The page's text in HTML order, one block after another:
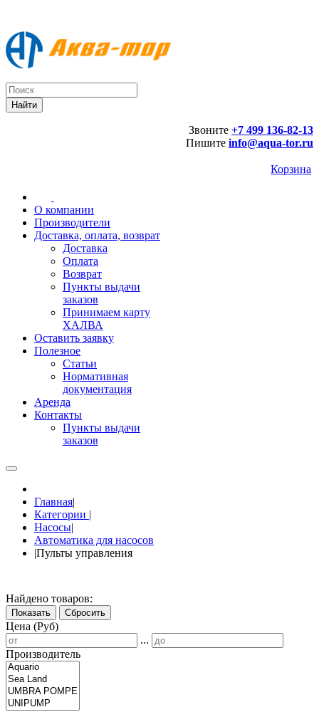
Звоните +7 499 136-82-13
Пишите info@aqua-tor.ru
Корзина
О компании
Производители
Доставка, оплата, возврат
Доставка
Оплата
Возврат
Пункты выдачи
заказов
Принимаем карту
ХАЛВА
Оставить заявку
Полезное
Статьи
Нормативная
документация
Аренда
Контакты
Пункты выдачи
заказов
Главная|
Категории |
Насосы|
Автоматика для насосов
|Пульты управления
Найдено товаров:
Показать Сбросить
Цена (Руб)
...
Производитель